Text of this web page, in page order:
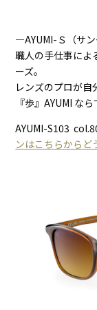
―AYUMI-Ｓ（サ
職人の手仕事によ
ーズ。
レンズのプロが自
『歩』AYUMI な
AYUMI-S103
ンはこちらからど